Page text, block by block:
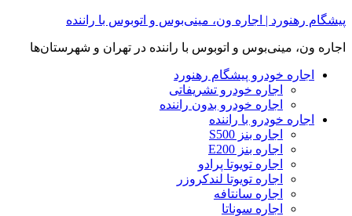
Skip
content
پیشگام رهنورد | اجاره ون، مینی‌بوس و اتوبوس با راننده
اجاره ون، مینی‌بوس و اتوبوس با راننده در تهران و شهرستان‌ها
اجاره خودرو پیشگام رهنورد
اجاره خودرو تشریفاتی
اجاره خودرو بدون راننده
اجاره خودرو با راننده
اجاره بنز S500
اجاره بنز E200
اجاره تویوتا پرادو
اجاره تویوتا لندکروزر
اجاره سانتافه
اجاره سوناتا